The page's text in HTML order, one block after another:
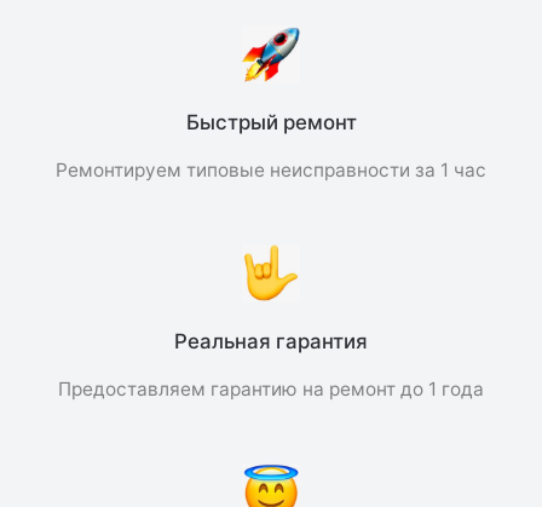
Быстрый ремонт
Ремонтируем типовые неисправности за 1 час
Реальная гарантия
Предоставляем гарантию на ремонт до 1 года